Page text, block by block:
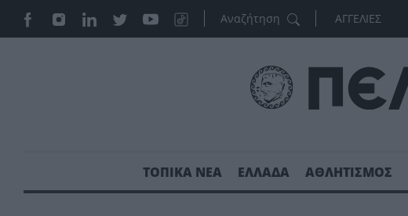
ΑΓΓΕΛΙΕΣ
ΤΟΠΙΚΑ ΝΕΑ ΕΛΛΑΔΑ ΑΘΛΗΤΙΣΜΟΣ